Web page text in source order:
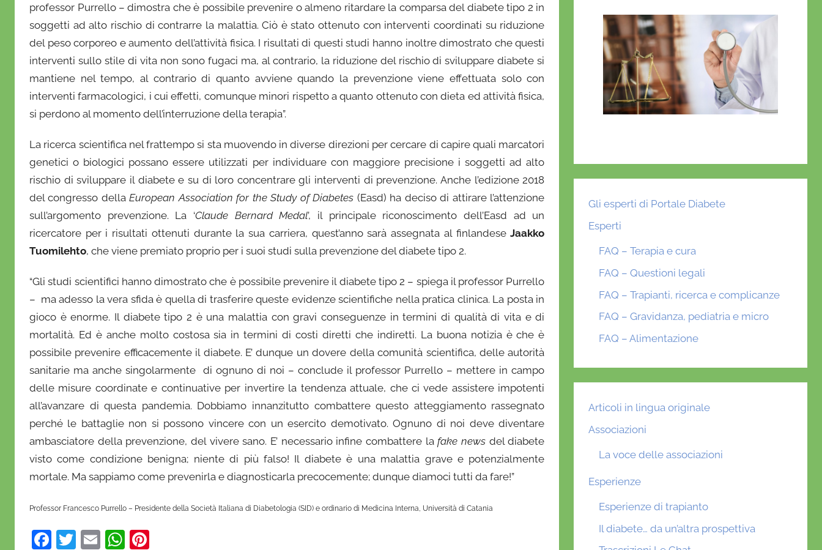
professor Purrello – dimostra che è possibile prevenire o almeno ritardare la comparsa del diabete tipo 2 in
soggetti ad alto rischio di contrarre la malattia. Ciò è stato ottenuto con interventi coordinati su riduzione
del peso corporeo e aumento dell’attività fisica. I risultati di questi studi hanno inoltre dimostrato che questi
interventi sullo stile di vita non sono fugaci ma, al contrario, la riduzione del rischio di sviluppare diabete si
mantiene nel tempo, al contrario di quanto avviene quando la prevenzione viene effettuata solo con
interventi farmacologici, i cui effetti, comunque minori rispetto a quanto ottenuto con dieta ed attività fisica,
si perdono al momento dell’interruzione della terapia”.
La ricerca scientifica nel frattempo si sta muovendo in diverse direzioni per cercare di capire quali marcatori
genetici o biologici possano essere utilizzati per individuare con maggiore precisione i soggetti ad alto
rischio di sviluppare il diabete e su di loro concentrare gli interventi di prevenzione. Anche l’edizione 2018
del congresso dellaEuropean Association for the Study of Diabetes (Easd) ha deciso di attirare l’attenzione
sull’argomento prevenzione. La ‘Claude Bernard Medal’, il principale riconoscimento dell’Easd ad un
ricercatore per i risultati ottenuti durante la sua carriera, quest’anno sarà assegnata al finlandeseJaakko
Tuomilehto, che viene premiato proprio per i suoi studi sulla prevenzione del diabete tipo 2.
“Gli studi scientifici hanno dimostrato che è possibile prevenire il diabete tipo 2 – spiega il professor Purrello
– ma adesso la vera sfida è quella di trasferire queste evidenze scientifiche nella pratica clinica. La posta in
gioco è enorme. Il diabete tipo 2 è una malattia con gravi conseguenze in termini di qualità di vita e di
mortalità. Ed è anche molto costosa sia in termini di costi diretti che indiretti. La buona notizia è che è
possibile prevenire efficacemente il diabete. E’ dunque un dovere della comunità scientifica, delle autorità
sanitarie ma anche singolarmente di ognuno di noi – conclude il professor Purrello – mettere in campo
delle misure coordinate e continuative per invertire la tendenza attuale, che ci vede assistere impotenti
all’avanzare di questa pandemia. Dobbiamo innanzitutto combattere questo atteggiamento rassegnato
perché le battaglie non si possono vincere con un esercito demotivato. Ognuno di noi deve diventare
ambasciatore della prevenzione, del vivere sano. E’ necessario infine combattere lafake news del diabete
visto come condizione benigna; niente di più falso! Il diabete è una malattia grave e potenzialmente
mortale. Ma sappiamo come prevenirla e diagnosticarla precocemente; dunque diamoci tutti da fare!”
Professor Francesco Purrello – Presidente della Società Italiana di Diabetologia (SID) e ordinario di Medicina Interna, Università di Catania
F
T
E
W
Gli esperti di Portale Diabete
Esperti
FAQ – Terapia e cura
FAQ – Questioni legali
FAQ – Trapianti, ricerca e complicanze
FAQ – Gravidanza, pediatria e micro
FAQ – Alimentazione
Articoli in lingua originale
Associazioni
La voce delle associazioni
Esperienze
Esperienze di trapianto
Il diabete… da un’altra prospettiva